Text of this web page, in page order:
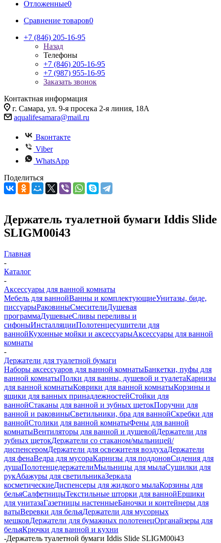
Отложенные0
Сравнение товаров0
+7 (846) 205-16-95
Назад
Телефоны
+7 (846) 205-16-95
+7 (987) 955-16-95
Заказать звонок
Контактная информация
г. Самара, ул. 9-я просека 2-я линия, 18А
aqualifesamara@mail.ru
Вконтакте
Viber
WhatsApp
Поделиться
Держатель туалетной бумаги Iddis Slide
SLIGM00i43
Главная
-
Каталог
-
Аксессуары для ванной комнаты
Мебель для ваннойВанны и комплектующиеУнитазы, биде,
писсуарыРаковиныСмесителиДушевая
программаДушевыеСливы переливы и
сифоныИнсталляцииПолотенцесушители для
ваннойКухонные мойки и аксессуарыАксессуары для ванной
комнаты
-
Держатели для туалетной бумаги
Наборы аксессуаров для ванной комнатыБанкетки, пуфы для
ванной комнатыПолки для ванны, душевой и туалетаКарнизы
для ванной комнатыКоврики для ванной комнатыКорзины и
ящики для ванных принадлежностейСтойки для
ваннойСтаканы для ванной и зубных щетокПоручни для
ванной и раковиныСветильники, бра для ваннойСкребки для
ваннойСтолики для ванной комнатыФены для ванной
комнатыВентиляторы для ванной и душевойДержатели для
зубных щетокДержатели со стаканом/мыльницей/
диспенсеромДержатели для освежителя воздухаДержатели
для фенаВедра для мусораКарнизы для поддоновСидения для
душаПолотенцедержателиМыльницы для мылаСушилки для
рукАбажуры для светильникаЗеркала
косметическиеДиспенсеры для жидкого мылаКорзины для
бельяСалфетницыТекстильные шторки для ваннойЕршики
для унитазаГазетницы настенныеБаночки и контейнеры для
ватыВеревки для бельяДержатели для мусорных
мешковДержатели для бумажных полотенецОрганайзеры для
бельяКрючки для ванной и кухни
-Держатель туалетной бумаги Iddis Slide SLIGM00i43